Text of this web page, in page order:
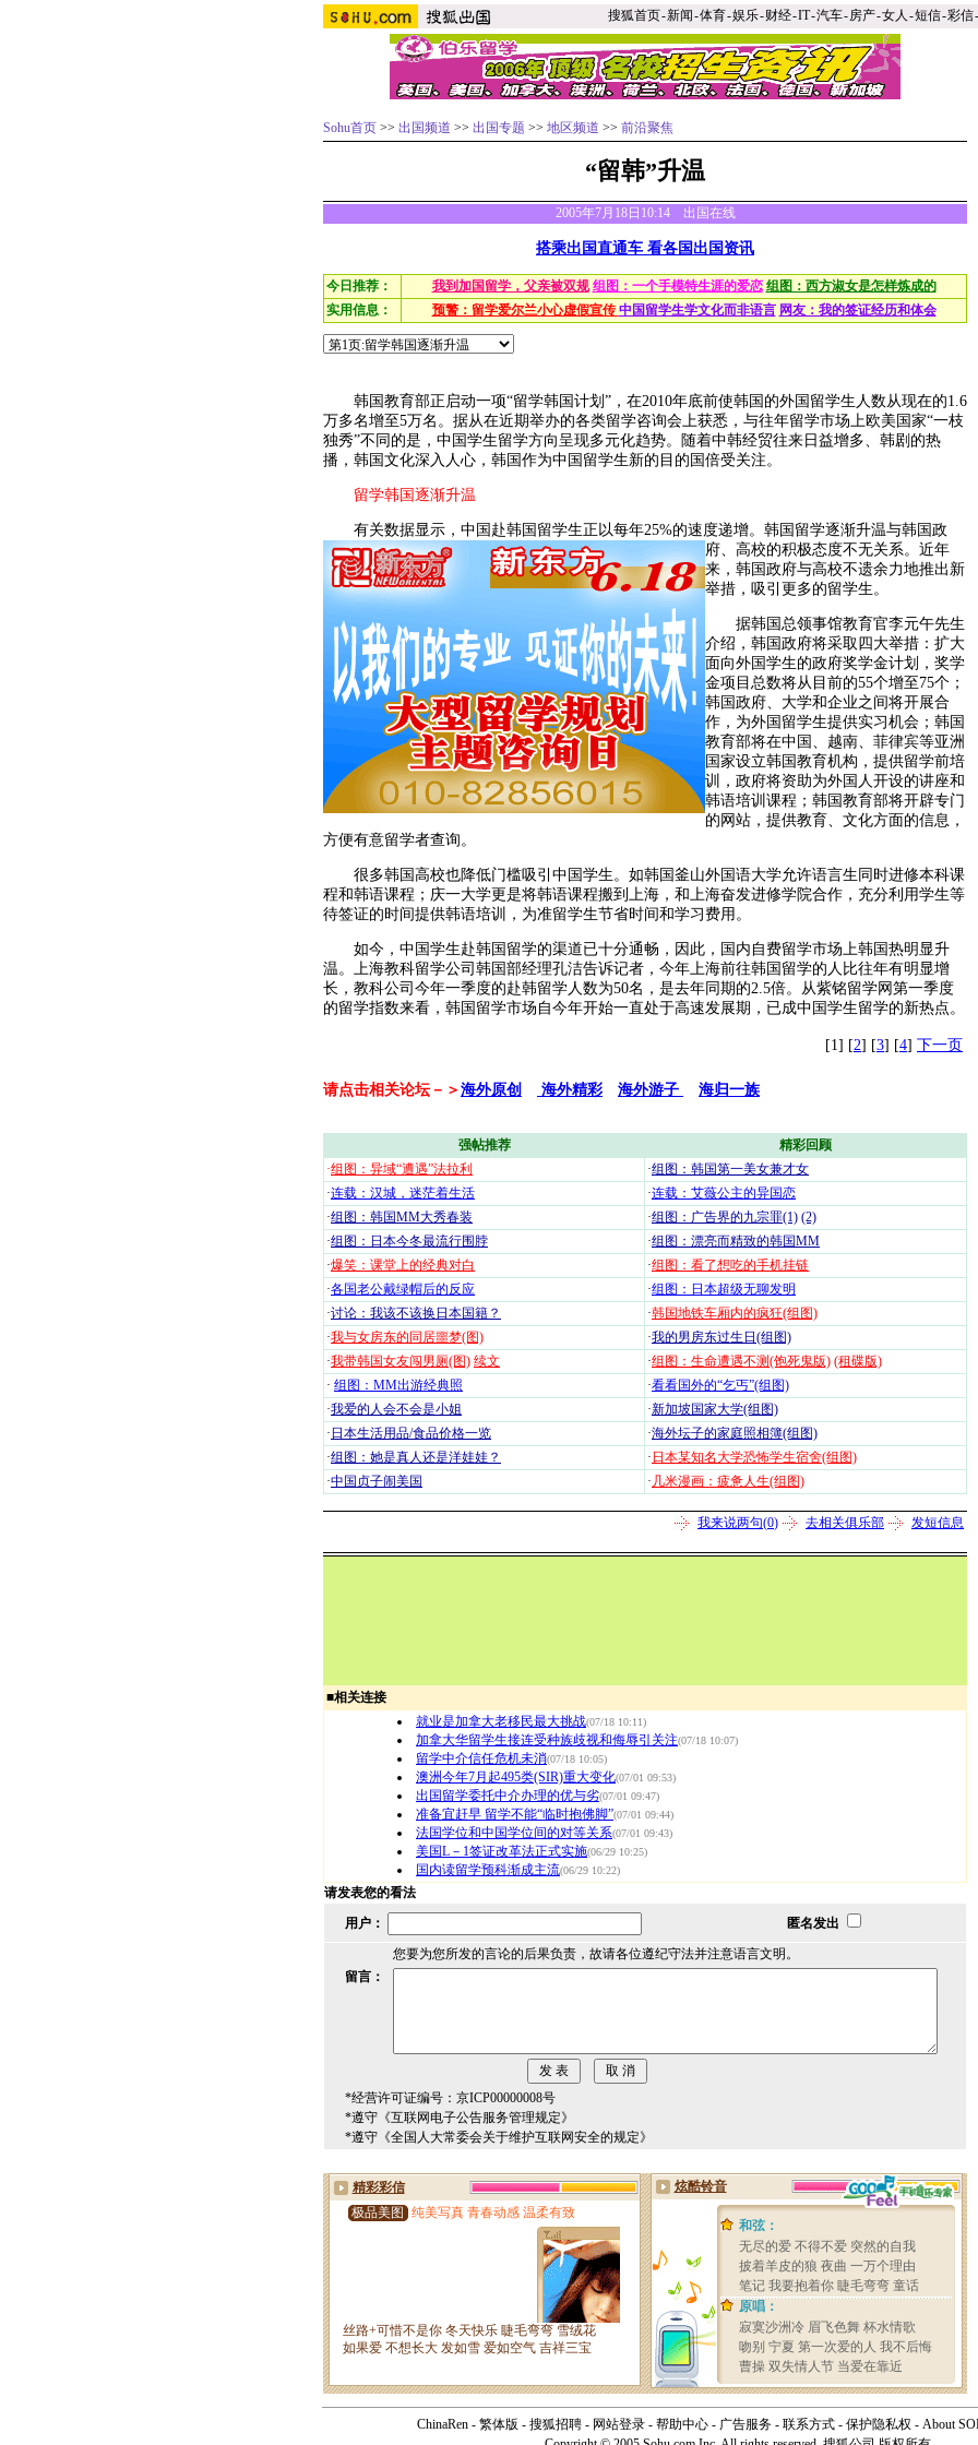
搜狐首页-新闻-体育-娱乐-财经-IT-汽车-房产-女人 -短信-彩信-
Sohu首页 >> 出国频道 >> 出国专题 >> 地区频道 >> 前沿聚焦
“留韩”升温
2005年7月18日10:14 出国在线
搭乘出国直通车 看各国出国资讯
今日推荐： 我到加国留学，父亲被双规 组图：一个手模特生涯的爱恋 组图：西方淑女是怎样炼成的
实用信息：
预警：留学爱尔兰小心虚假宣传 中国留学生学文化而非语言 网友：我的签证经历和体会
韩国教育部正启动一项“留学韩国计划”，在2010年底前使韩国的外国留学生人数从现在的1.6
万多名增至5万名。据从在近期举办的各类留学咨询会上获悉，与往年留学市场上欧美国家“一枝
独秀”不同的是，中国学生留学方向呈现多元化趋势。随着中韩经贸往来日益增多、韩剧的热
播，韩国文化深入人心，韩国作为中国留学生新的目的国倍受关注。
留学韩国逐渐升温
有关数据显示，中国赴韩国留学生正以每年25%的速度递增。 韩国留学逐渐升温与韩国政
府、高校的积极态度不无关系。近年
来，韩国政府与高校不遗余力地推出新
举措，吸引更多的留学生。
据韩国总领事馆教育官李元午先生
介绍，韩国政府将采取四大举措：扩大
面向外国学生的政府奖学金计划，奖学
金项目总数将从目前的55个增至75个；
韩国政府、大学和企业之间将开展合
作，为外国留学生提供实习机会；韩国
教育部将在中国、越南、菲律宾等亚洲
国家设立韩国教育机构，提供留学前培
训，政府将资助为外国人开设的讲座和
韩语培训课程；韩国教育部将开辟专门
的网站，提供教育、文化方面的信息，
方便有意留学者查询。
很多韩国高校也降低门槛吸引中国学生。如韩国釜山外国语大学允许语言生同时进修本科课
程和韩语课程；庆一大学更是将韩语课程搬到上海，和上海奋发进修学院合作，充分利用学生等
待签证的时间提供韩语培训，为准留学生节省时间和学习费用。
如今，中国学生赴韩国留学的渠道已十分通畅，因此，国内自费留学市场上韩国热明显升
温。上海教科留学公司韩国部经理孔洁告诉记者，今年上海前往韩国留学的人比往年有明显增
长，教科公司今年一季度的赴韩留学人数为50名，是去年同期的2.5倍。从紫铭留学网第一季度
的留学指数来看，韩国留学市场自今年开始一直处于高速发展期，已成中国学生留学的新热点。
[1] [2] [3] [4] 下一页
请点击相关论坛－＞ 海外原创 海外精彩 海外游子 海归一族
强帖推荐
精彩回顾
·组图：异域“遭遇”法拉利 ·组图：韩国第一美女兼才女
·连载：汉城，迷茫着生活 ·连载：艾薇公主的异国恋
·组图：韩国MM大秀春装 ·组图：广告界的九宗罪(1) (2)
·组图：日本今冬最流行围脖 ·组图：漂亮而精致的韩国MM
·爆笑：课堂上的经典对白 ·组图：看了想吃的手机挂链
·各国老公戴绿帽后的反应 ·组图：日本超级无聊发明
·讨论：我该不该换日本国籍？ ·韩国地铁车厢内的疯狂(组图)
·我与女房东的同居噩梦(图) ·我的男房东过生日(组图)
·我带韩国女友闯男厕(图) 续文 ·组图：生命遭遇不测(饱死鬼版) (租碟版)
· 组图：MM出游经典照 ·看看国外的“乞丐”(组图)
·我爱的人会不会是小姐 ·新加坡国家大学(组图)
· 日本生活用品/食品价格一览 ·海外坛子的家庭照相簿(组图)
·组图：她是真人还是洋娃娃？ · 日本某知名大学恐怖学生宿舍(组图)
·中国贞子闹美国 · 几米漫画：疲惫人生(组图)
我来说两句(0) 去相关俱乐部 发短信息
■相关连接
就业是加拿大老移民最大挑战(07/18 10:11)
加拿大华留学生接连受种族歧视和侮辱引关注(07/18 10:07)
留学中介信任危机未消(07/18 10:05)
澳洲今年7月起495类(SIR)重大变化(07/01 09:53)
出国留学委托中介办理的优与劣(07/01 09:47)
准备宜赶早 留学不能“临时抱佛脚”(07/01 09:44)
法国学位和中国学位间的对等关系(07/01 09:43)
美国L－1签证改革法正式实施(06/29 10:25)
国内读留学预科渐成主流(06/29 10:22)
请发表您的看法
用户：
匿名发出
您要为您所发的言论的后果负责，故请各位遵纪守法并注意语言文明。
留言：
*经营许可证编号：京ICP00000008号
*遵守《互联网电子公告服务管理规定》
*遵守《全国人大常委会关于维护互联网安全的规定》
ChinaRen - 繁体版 - 搜狐招聘 - 网站登录 - 帮助中心 - 广告服务 - 联系方式 - 保护隐私权 - About